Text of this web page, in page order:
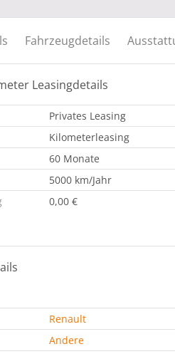
Fahrzeugdetails
Leasingdetails
Privates Leasing
Kilometerleasing
60 Monate
5000 km/Jahr
0,00 €
Renault
Andere